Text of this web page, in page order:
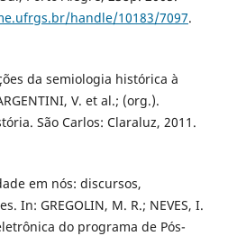
handle/10183/7097.
da semiologia histórica à
V. et al.; (org.).
São Carlos: Claraluz, 2011.
em nós: discursos,
In: GREGOLIN, M. R.; NEVES, I.
do programa de Pós-